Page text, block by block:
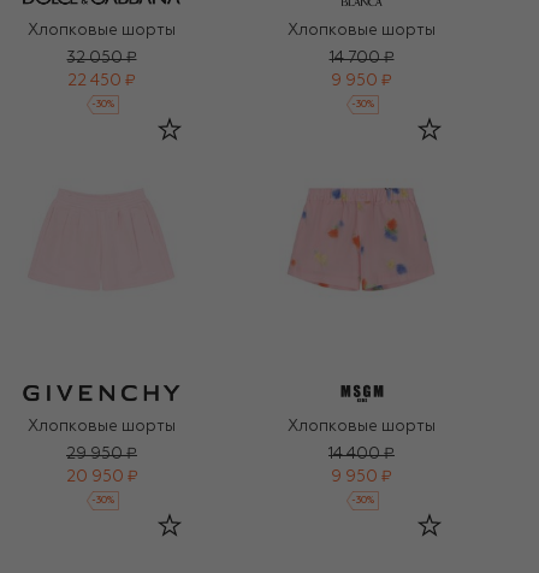
Хлопковые шорты
32 050 ₽
22 450 ₽
-30%
Хлопковые шорты
14 700 ₽
9 950 ₽
-30%
Хлопковые шорты
29 950 ₽
20 950 ₽
-30%
Хлопковые шорты
14 400 ₽
9 950 ₽
-30%